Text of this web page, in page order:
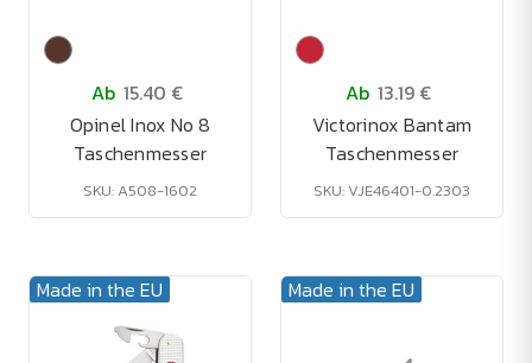
Ab 15.40 €
Opinel Inox No 8
Taschenmesser
SKU: A508-1602
Ab 13.19 €
Victorinox Bantam
Taschenmesser
SKU: VJE46401-0.2303
Made in the EU Made in the EU